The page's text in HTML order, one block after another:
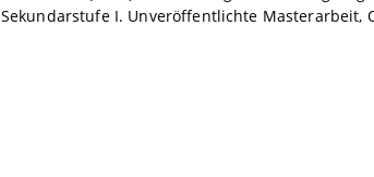
Sekundarstufe I. Unveröffentlichte Masterarbeit,